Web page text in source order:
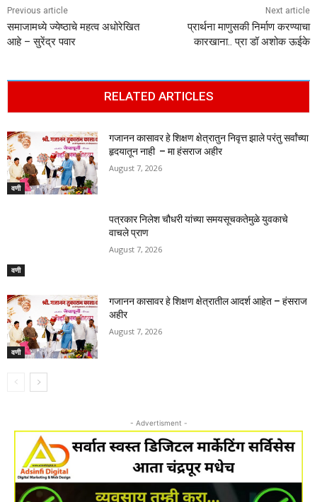
Previous article
समाजामध्ये ज्येष्ठाचे महत्व अधोरेखित
आहे – सुरेंद्र पवार
Next article
प्रार्थना माणुसकी निर्माण करण्याचा
कारखाना.. प्रा डॉ अशोक ऊईके
RELATED ARTICLES
वणी
गजानन कासावर हे शिक्षण क्षेत्रातुन निवृत्त झाले परंतु सर्वांच्या
हृदयातून नाही – मा हंसराज अहीर
August 7, 2026
वणी
पत्रकार निलेश चौधरी यांच्या समयसूचकतेमुळे युवकाचे
वाचले प्राण
August 7, 2026
वणी
गजानन कासावर हे शिक्षण क्षेत्रातील आदर्श आहेत – हंसराज
अहीर
August 7, 2026
- Advertisment -